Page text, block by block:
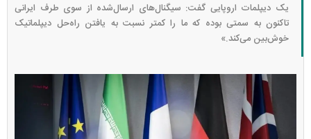
یک دیپلمات اروپایی گفت: سیگنال‌های ارسال‌شده از سوی طرف ایرانی
تاکنون به سمتی بوده که ما را کمتر نسبت به یافتن راه‌حل دیپلماتیک
خوش‌بین می‌کند.»